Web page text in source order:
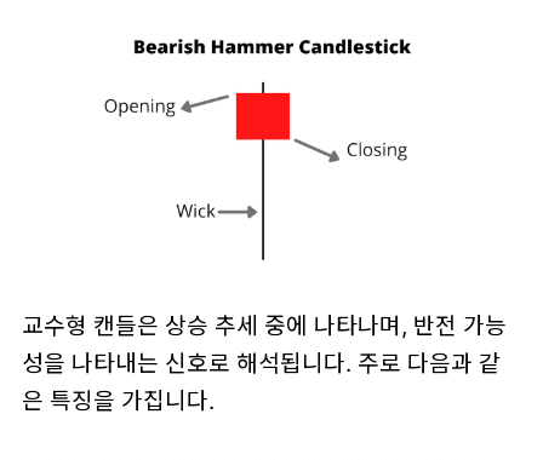
교수형 캔들은 상승 추세 중에 나타나며, 반전 가능
성을 나타내는 신호로 해석됩니다. 주로 다음과 같
은 특징을 가집니다.